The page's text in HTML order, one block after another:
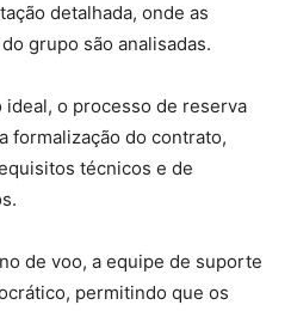
detalhada, onde as
grupo são analisadas.
o processo de reserva
formalização do contrato,
técnicos e de
de voo, a equipe de suporte
permitindo que os